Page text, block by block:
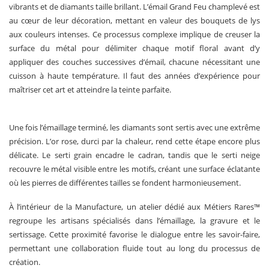
vibrants et de diamants taille brillant. L’émail Grand Feu champlevé est
au cœur de leur décoration, mettant en valeur des bouquets de lys
aux couleurs intenses. Ce processus complexe implique de creuser la
surface du métal pour délimiter chaque motif floral avant d’y
appliquer des couches successives d’émail, chacune nécessitant une
cuisson à haute température. Il faut des années d’expérience pour
maîtriser cet art et atteindre la teinte parfaite.
Une fois l’émaillage terminé, les diamants sont sertis avec une extrême
précision. L’or rose, durci par la chaleur, rend cette étape encore plus
délicate. Le serti grain encadre le cadran, tandis que le serti neige
recouvre le métal visible entre les motifs, créant une surface éclatante
où les pierres de différentes tailles se fondent harmonieusement.
À l’intérieur de la Manufacture, un atelier dédié aux Métiers Rares™
regroupe les artisans spécialisés dans l’émaillage, la gravure et le
sertissage. Cette proximité favorise le dialogue entre les savoir-faire,
permettant une collaboration fluide tout au long du processus de
création.